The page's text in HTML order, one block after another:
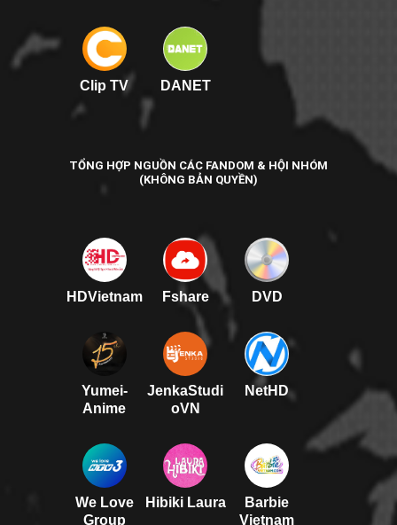
Clip TV DANET
TỔNG HỢP NGUỒN CÁC FANDOM & HỘI NHÓM
(KHÔNG BẢN QUYỀN)
HDVietnam Fshare DVD
Yumei-
Anime
JenkaStudi
oVN
NetHD
We Love
Group
Hibiki Laura
Barbie
Vietnam